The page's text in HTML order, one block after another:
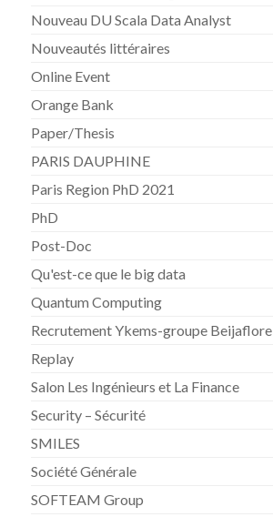
Nouveau DU Scala Data Analyst
Nouveautés littéraires
Online Event
Orange Bank
Paper/Thesis
PARIS DAUPHINE
Paris Region PhD 2021
PhD
Post-Doc
Qu'est-ce que le big data
Quantum Computing
Recrutement Ykems-groupe Beijaflore
Replay
Salon Les Ingénieurs et La Finance
Security – Sécurité
SMILES
Société Générale
SOFTEAM Group